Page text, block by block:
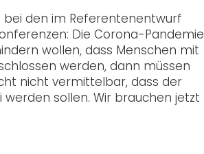
den im Referentenentwurf
Die Corona-Pandemie
wollen, dass Menschen mit
werden, dann müssen
nicht vermittelbar, dass der
sollen. Wir brauchen jetzt